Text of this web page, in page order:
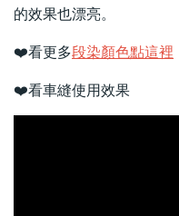
的效果也漂亮。
❤️看更多段染顏色點這裡
❤️看車縫使用效果